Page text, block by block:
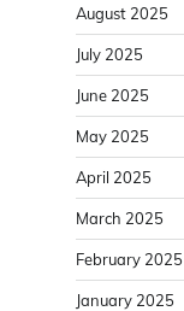
August 2025
July 2025
June 2025
May 2025
April 2025
March 2025
February 2025
January 2025